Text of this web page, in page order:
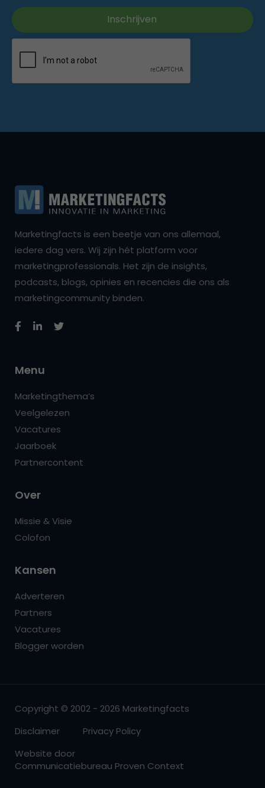
Marketingfacts is een beetje van ons allemaal,
iedere dag vers. Wij zijn hét platform voor
marketingprofessionals. Het zijn de insights,
podcasts, blogs, opinies en recencies die ons als
marketingcommunity binden.
Menu
Marketingthema’s
Veelgelezen
Vacatures
Jaarboek
Partnercontent
Over
Missie & Visie
Colofon
Kansen
Adverteren
Partners
Vacatures
Blogger worden
Copyright © 2002 - 2026 Marketingfacts
Disclaimer
Privacy Policy
Website door
Communicatiebureau Proven Context